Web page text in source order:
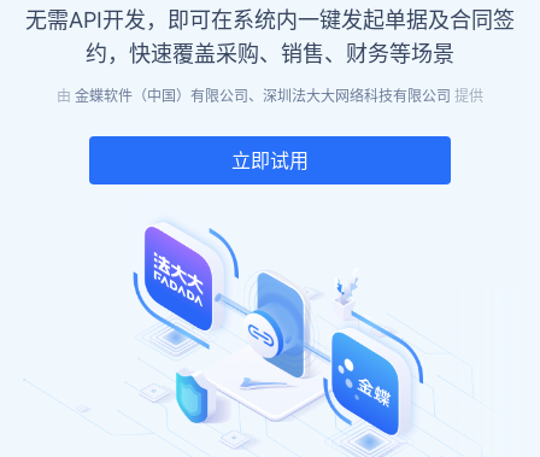
无需API开发，即可在系统内一键发起单据及合同签
约，快速覆盖采购、销售、财务等场景
由 金蝶软件（中国）有限公司、深圳法大大网络科技有限公司 提供
立即试用